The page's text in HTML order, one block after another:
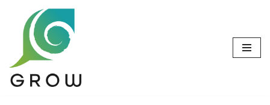
Zum
springen